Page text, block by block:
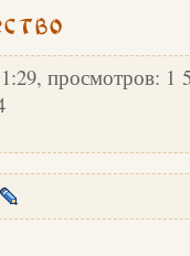
просмотров: 1